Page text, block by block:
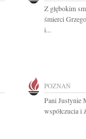
Z głębokim
śmierci
i...
POZNAŃ
Pani Justynie
współczucia i